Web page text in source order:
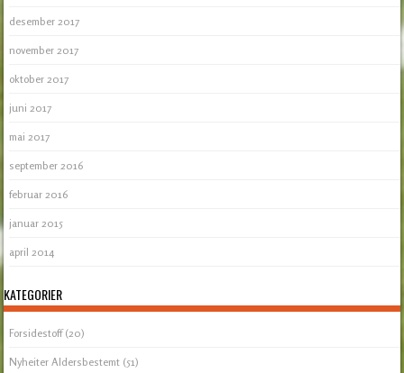
desember 2017
november 2017
oktober 2017
juni 2017
mai 2017
september 2016
februar 2016
januar 2015
april 2014
KATEGORIER
Forsidestoff(20)
Nyheiter Aldersbestemt (51)